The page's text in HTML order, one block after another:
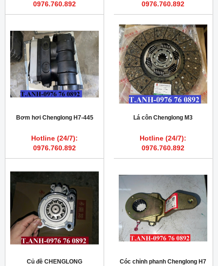
0976.760.892
0976.760.892
Bơm hơi Chenglong H7-445
Hotline (24/7):
0976.760.892
Lá côn Chenglong M3
Hotline (24/7):
0976.760.892
Củ đề CHENGLONG
Cóc chỉnh phanh Chenglong H7